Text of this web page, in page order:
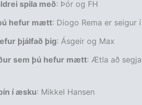
spila með: Þór og FH
hefur mætt: Diogo Rema er seigur
þjálfað þig: Ásgeir og Max
sem þú hefur mætt: Ætla að
í­ æsku: Mikkel Hansen